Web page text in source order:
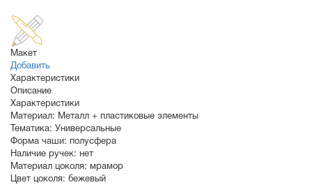
Макет
Добавить
Характеристики
Описание
Характеристики
Материал: Металл + пластиковые элементы
Тематика: Универсальные
Форма чаши: полусфера
Наличие ручек: нет
Материал цоколя: мрамор
Цвет цоколя: бежевый